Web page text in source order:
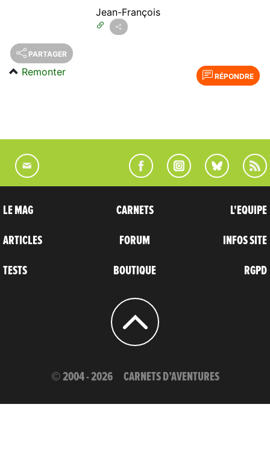
Jean-François
PARTAGER
RÉPONDRE
Remonter
LE MAG
ARTICLES
TESTS
CARNETS
FORUM
BOUTIQUE
L'EQUIPE
INFOS SITE
RGPD
© 2004 - 2026 CARNETS D’AVENTURES